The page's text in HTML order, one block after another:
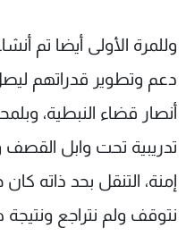
وللمرة الأولى أيضا تم
دعم وتطوير قدراتهم
أنصار قضاء النبطية،
تدريبية تحت وابل القصف
إمنة، التنقل بحد ذاته
نتوقف ولم نتراجع ونتيجة